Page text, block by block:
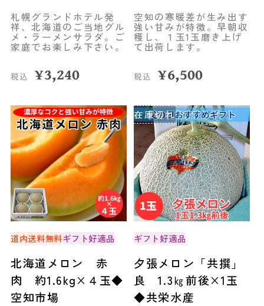
札幌グランドホテル発
祥、北海道のご当地グル
メ・ラーメンサラダ。ご
家庭でお楽しみ下さい。
税込 ¥3,240
空知の寒暖差が生み出す
強い甘みが特徴。早朝収
穫し、１玉1玉磨き上げ
て出荷します。
税込 ¥6,500
道内送料無料ギフト好適品
北海道メロン 赤
肉 約1.6kg×４玉◆
空知市場
在庫切れ
ギフト好適品
夕張メロン「共撰」
良 1.3㎏前後×1玉
◆共栄水産